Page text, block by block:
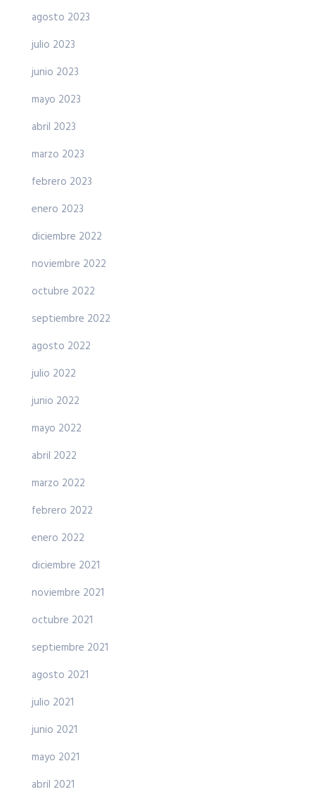
agosto 2023
julio 2023
junio 2023
mayo 2023
abril 2023
marzo 2023
febrero 2023
enero 2023
diciembre 2022
noviembre 2022
octubre 2022
septiembre 2022
agosto 2022
julio 2022
junio 2022
mayo 2022
abril 2022
marzo 2022
febrero 2022
enero 2022
diciembre 2021
noviembre 2021
octubre 2021
septiembre 2021
agosto 2021
julio 2021
junio 2021
mayo 2021
abril 2021